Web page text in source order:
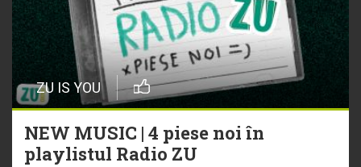
ZU IS YOU
NEW MUSIC | 4 piese noi în
playlistul Radio ZU